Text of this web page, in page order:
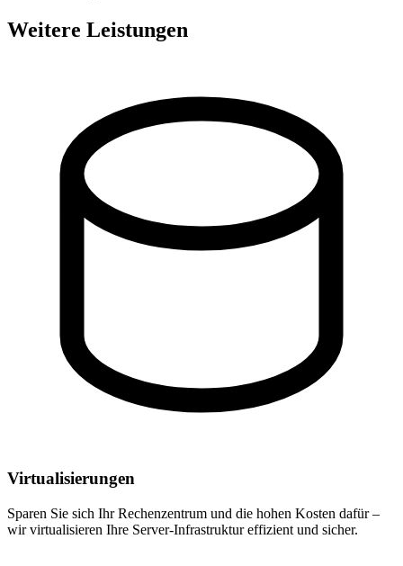
Weitere Leistungen
Virtualisierungen
Sparen Sie sich Ihr Rechenzentrum und die hohen Kosten dafür –
wir virtualisieren Ihre Server-Infrastruktur effizient und sicher.